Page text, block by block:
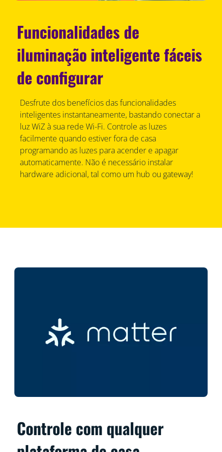
Funcionalidades de
iluminação inteligente fáceis
de configurar
Desfrute dos benefícios das funcionalidades
inteligentes instantaneamente, bastando conectar a
luz WiZ à sua rede Wi-Fi. Controle as luzes
facilmente quando estiver fora de casa
programando as luzes para acender e apagar
automaticamente. Não é necessário instalar
hardware adicional, tal como um hub ou gateway!
Controle com qualquer